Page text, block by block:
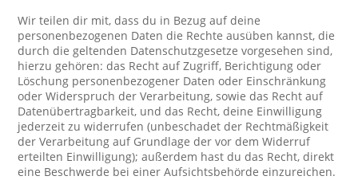
Wir teilen dir mit, dass du in Bezug auf deine
personenbezogenen Daten die Rechte ausüben kannst, die
durch die geltenden Datenschutzgesetze vorgesehen sind,
hierzu gehören: das Recht auf Zugriff, Berichtigung oder
Löschung personenbezogener Daten oder Einschränkung
oder Widerspruch der Verarbeitung, sowie das Recht auf
Datenübertragbarkeit, und das Recht, deine Einwilligung
jederzeit zu widerrufen (unbeschadet der Rechtmäßigkeit
der Verarbeitung auf Grundlage der vor dem Widerruf
erteilten Einwilligung); außerdem hast du das Recht, direkt
eine Beschwerde bei einer Aufsichtsbehörde einzureichen.